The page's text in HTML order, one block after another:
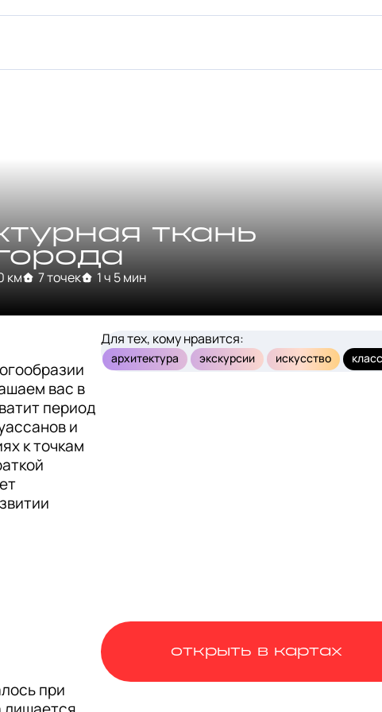
ткань
км 7 точек 1 ч 5 мин
вас в
период
и
к точкам
при
Для тех, кому нравится:
архитектура экскурсии искусство
открыть в картах